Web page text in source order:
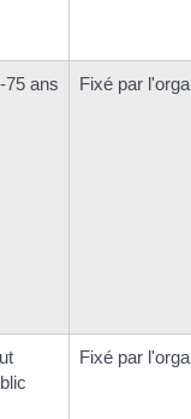
75 ans Fixé par
Fixé par